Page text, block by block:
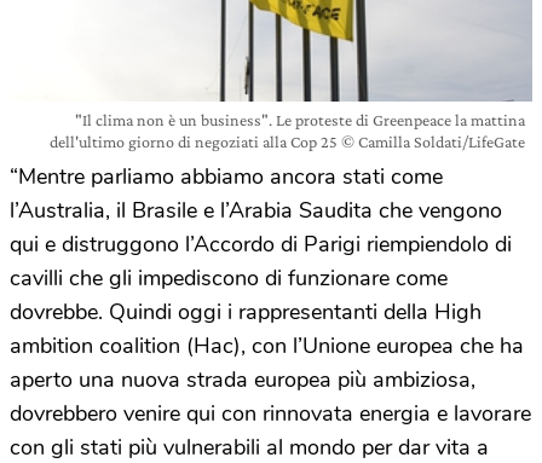
"Il clima non è un business". Le proteste di Greenpeace la mattina
dell'ultimo giorno di negoziati alla Cop 25 © Camilla Soldati/LifeGate
“Mentre parliamo abbiamo ancora stati come
l’Australia, il Brasile e l’Arabia Saudita che vengono
qui e distruggono l’Accordo di Parigi riempiendolo di
cavilli che gli impediscono di funzionare come
dovrebbe. Quindi oggi i rappresentanti della High
ambition coalition (Hac), con l’Unione europea che ha
aperto una nuova strada europea più ambiziosa,
dovrebbero venire qui con rinnovata energia e lavorare
con gli stati più vulnerabili al mondo per dar vita a